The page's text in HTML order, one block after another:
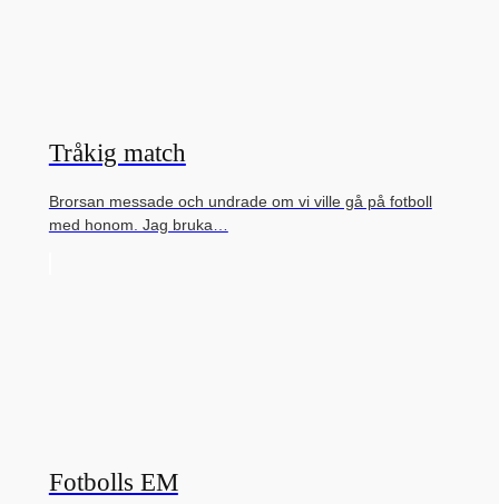
Tråkig match
Brorsan messade och undrade om vi ville gå på fotboll
med honom. Jag bruka…
Fotbolls EM